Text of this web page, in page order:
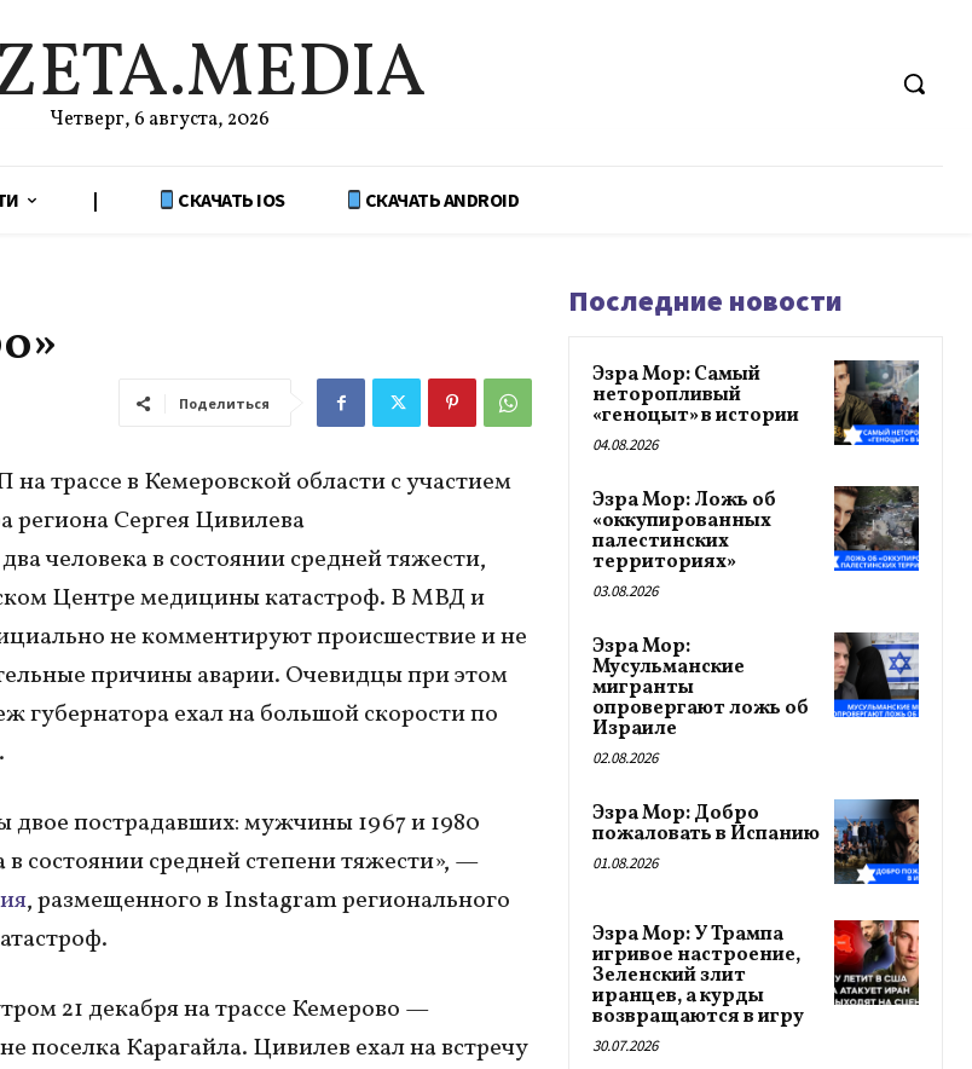
Четверг, 6 августа, 2026
| СКАЧАТЬ IOS СКАЧАТЬ ANDROID
Поделиться
на трассе в Кемеровской области с участием
региона Сергея Цивилева
человека в состоянии средней тяжести,
Центре медицины катастроф. В МВД и
не комментируют происшествие и не
причины аварии. Очевидцы при этом
губернатора ехал на большой скорости по
двое пострадавших: мужчины 1967 и 1980
состоянии средней степени тяжести», —
, размещенного в Instagram регионального
21 декабря на трассе Кемерово —
поселка Карагайла. Цивилев ехал на встречу
Последние новости
Эзра Мор: Самый
неторопливый
«геноцыт» в истории
04.08.2026
Эзра Мор: Ложь об
«оккупированных
палестинских
территориях»
03.08.2026
Эзра Мор:
Мусульманские
мигранты
опровергают ложь об
Израиле
02.08.2026
Эзра Мор: Добро
пожаловать в Испанию
01.08.2026
Эзра Мор: У Трампа
игривое настроение,
Зеленский злит
иранцев, а курды
возвращаются в игру
30.07.2026